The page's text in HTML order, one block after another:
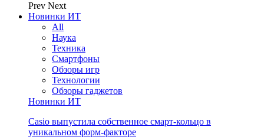
Prev Next
Новинки ИТ
All
Наука
Техника
Смартфоны
Обзоры игр
Технологии
Обзоры гаджетов
Новинки ИТ
Casio выпустила собственное смарт-кольцо в
уникальном форм-факторе